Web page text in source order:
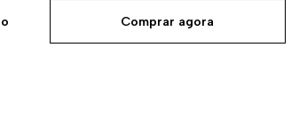
Comprar agora